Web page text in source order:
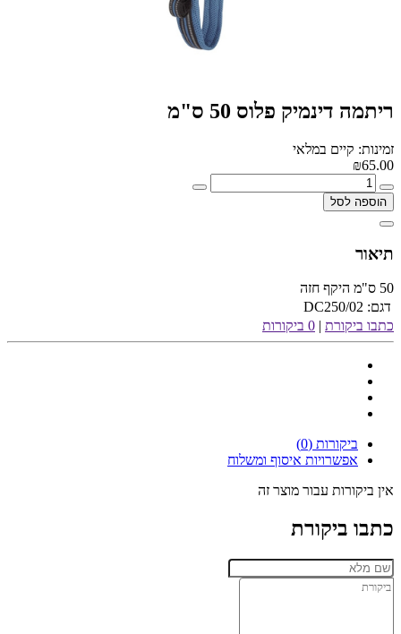
ריתמה דינמיק פלוס 50 ס"מ
זמינות: קיים במלאי
₪65.00
הוספה לסל
תיאור
50 ס"מ היקף חזה
דגם: DC250/02
כתבו ביקורת | 0 ביקורות
ביקורות (0)
אפשרויות איסוף ומשלוח
אין ביקורות עבור מוצר זה
כתבו ביקורת